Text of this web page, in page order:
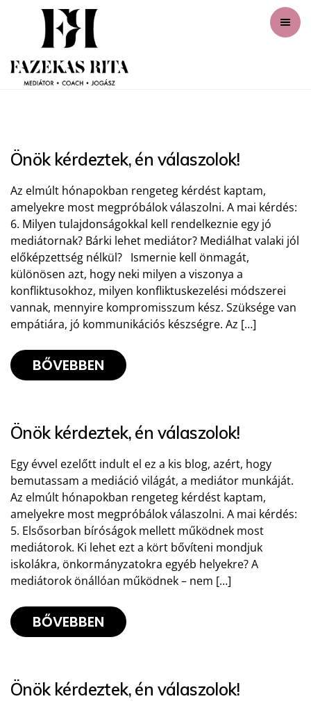
Önök kérdeztek, én válaszolok!
Az elmúlt hónapokban rengeteg kérdést kaptam,
amelyekre most megpróbálok válaszolni. A mai kérdés:
6. Milyen tulajdonságokkal kell rendelkeznie egy jó
mediátornak? Bárki lehet mediátor? Mediálhat valaki jól
előképzettség nélkül? Ismernie kell önmagát,
különösen azt, hogy neki milyen a viszonya a
konfliktusokhoz, milyen konfliktuskezelési módszerei
vannak, mennyire kompromisszum kész. Szüksége van
empátiára, jó kommunikációs készségre. Az […]
BŐVEBBEN
Önök kérdeztek, én válaszolok!
Egy évvel ezelőtt indult el ez a kis blog, azért, hogy
bemutassam a mediáció világát, a mediátor munkáját.
Az elmúlt hónapokban rengeteg kérdést kaptam,
amelyekre most megpróbálok válaszolni. A mai kérdés:
5. Elsősorban bíróságok mellett működnek most
mediátorok. Ki lehet ezt a kört bővíteni mondjuk
iskolákra, önkormányzatokra egyéb helyekre? A
mediátorok önállóan működnek – nem […]
BŐVEBBEN
Önök kérdeztek, én válaszolok!